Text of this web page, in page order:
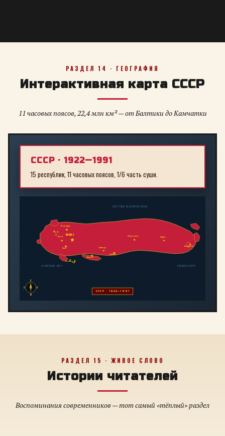
РАЗДЕЛ 14 · ГЕОГРАФИЯ
Интерактивная карта СССР
11 часовых поясов, 22,4 млн км² — от Балтики до Камчатки
СССР · 1922—1991
15 республик, 11 часовых поясов, 1/6 часть суши.
МОСКВА
Ленинград
Киев
Минск
Ташкент
Алма-Ата
Байконур
Новосибирск Иркутск
Владивосток
ТбилисиБаку
Рига
С
Ю
З
В
СССР · 1922—1991
БАЛТИЙСКОЕ МОРЕ
СЕВЕРНЫЙ ЛЕДОВИТЫЙ ОКЕАН
ЯПОНСКОЕ МОРЕ
РАЗДЕЛ 15 · ЖИВОЕ СЛОВО
Истории читателей
Воспоминания современников — тот самый «тёплый» раздел